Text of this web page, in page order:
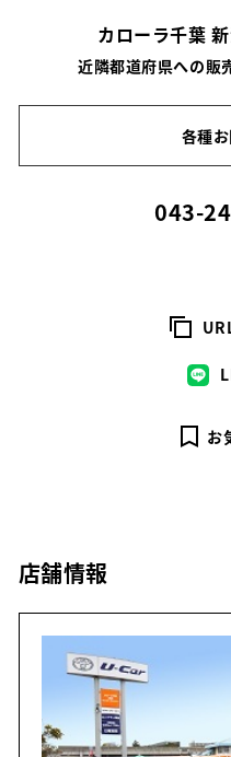
カローラ千葉
近隣都道府県への販
各種
043-
お
店舗情報